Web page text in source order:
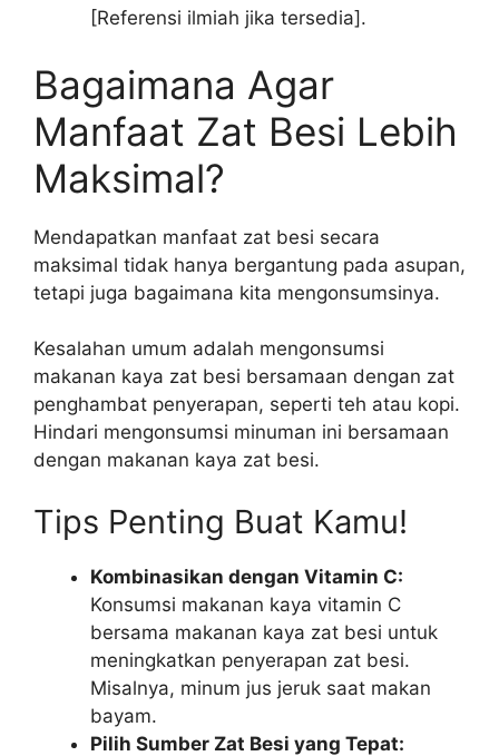
[Referensi ilmiah jika tersedia].
Bagaimana Agar
Manfaat Zat Besi Lebih
Maksimal?
Mendapatkan manfaat zat besi secara
maksimal tidak hanya bergantung pada asupan,
tetapi juga bagaimana kita mengonsumsinya.
Kesalahan umum adalah mengonsumsi
makanan kaya zat besi bersamaan dengan zat
penghambat penyerapan, seperti teh atau kopi.
Hindari mengonsumsi minuman ini bersamaan
dengan makanan kaya zat besi.
Tips Penting Buat Kamu!
Kombinasikan dengan Vitamin C:
Konsumsi makanan kaya vitamin C
bersama makanan kaya zat besi untuk
meningkatkan penyerapan zat besi.
Misalnya, minum jus jeruk saat makan
bayam.
Pilih Sumber Zat Besi yang Tepat: